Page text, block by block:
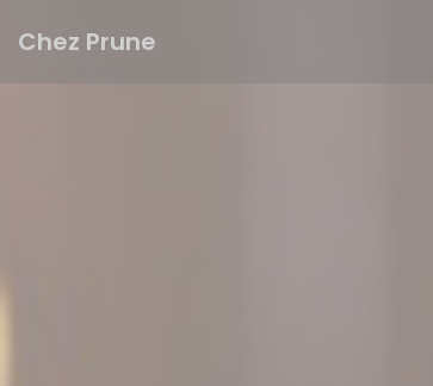
Chez Prune